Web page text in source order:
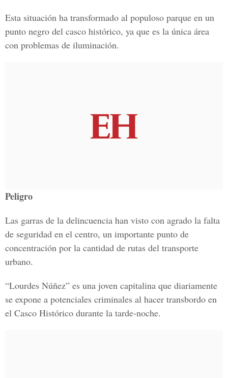
Esta situación ha transformado al populoso parque en un
punto negro del casco histórico, ya que es la única área
con problemas de iluminación.
Peligro
Las garras de la delincuencia han visto con agrado la falta
de seguridad en el centro, un importante punto de
concentración por la cantidad de rutas del transporte
urbano.
“Lourdes Núñez” es una joven capitalina que diariamente
se expone a potenciales criminales al hacer transbordo en
el Casco Histórico durante la tarde-noche.